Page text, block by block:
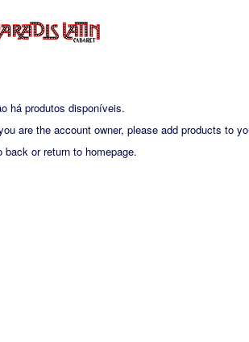
há produtos disponíveis.
are the account owner, please add products to
back or return to homepage.